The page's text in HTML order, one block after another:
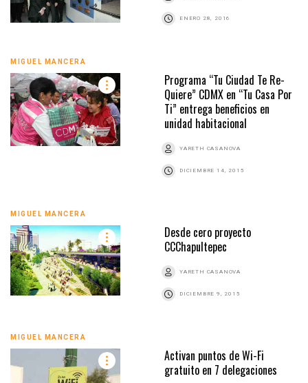
ENERO 28, 2016
MIGUEL MANCERA
Programa “Tu Ciudad Te Re-
Quiere” CDMX en “Tu Casa Por
Ti” entrega beneficios en
unidad habitacional
YARETH CASANOVA
DICIEMBRE 14, 2015
MIGUEL MANCERA
Desde cero proyecto
CCChapultepec
YARETH CASANOVA
DICIEMBRE 9, 2015
MIGUEL MANCERA
Activan puntos de Wi-Fi
gratuito en 7 delegaciones